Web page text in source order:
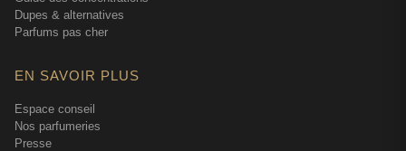
Dupes & alternatives
Parfums pas cher
EN SAVOIR PLUS
Espace conseil
Nos parfumeries
Presse